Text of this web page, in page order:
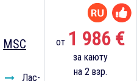
MSC
Лас-
от 1 986 €
за каюту
на 2 взр.